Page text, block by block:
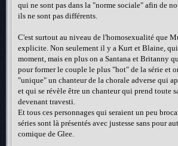
qui ne sont pas dans la "norme sociale" afin de
ils ne sont pas différents.
C'est surtout au niveau de l'homosexualité que
explicite. Non seulement il y a Kurt et Blaine,
moment, mais en plus on a Santana et Britanny
pour former le couple le plus "hot" de la série et
"unique" un chanteur de la chorale adverse qui
et qui se révèle être un chanteur qui prend toute
devenant travesti.
Et tous ces personnages qui seraient un peu
séries sont là présentés avec justesse sans pour
comique de Glee.